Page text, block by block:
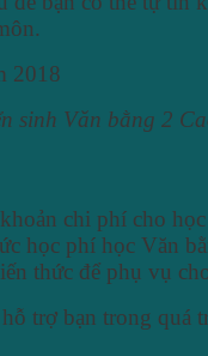
sinh Văn bằng 2
chi phí cho
học phí học Văn
thức để phụ vụ
trợ bạn trong quá